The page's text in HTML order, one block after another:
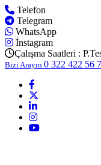
Telefon
Telegram
WhatsApp
İnstagram
Çalışma Saatleri :
Bizi Arayın 0 322 422 56